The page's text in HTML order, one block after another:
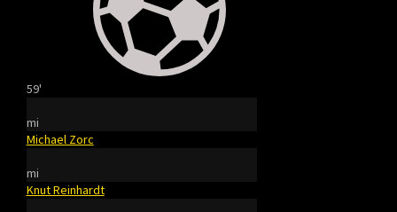
59'
mi
Michael Zorc
mi
Knut Reinhardt